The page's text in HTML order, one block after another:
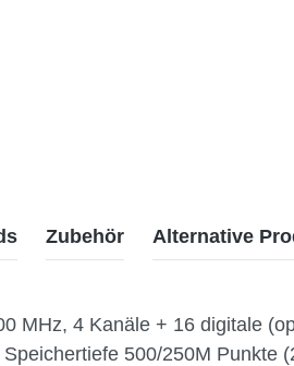
Zubehör Alternative
MHz, 4 Kanäle + 16 digitale
500/250M Punkte